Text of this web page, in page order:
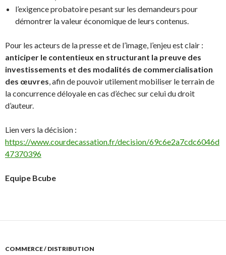
l’exigence probatoire pesant sur les demandeurs pour
démontrer la valeur économique de leurs contenus.
Pour les acteurs de la presse et de l’image, l’enjeu est clair :
anticiper le contentieux en structurant la preuve des
investissements et des modalités de commercialisation
des œuvres, afin de pouvoir utilement mobiliser le terrain de
la concurrence déloyale en cas d’échec sur celui du droit
d’auteur.
Lien vers la décision :
https://www.courdecassation.fr/decision/69c6e2a7cdc6046d
47370396
Equipe Bcube
COMMERCE / DISTRIBUTION